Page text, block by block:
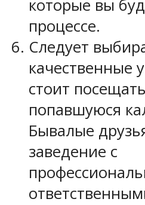
которые вы
процессе.
Следует
качественные
стоит
попавшуюся
Бывалые
заведение с